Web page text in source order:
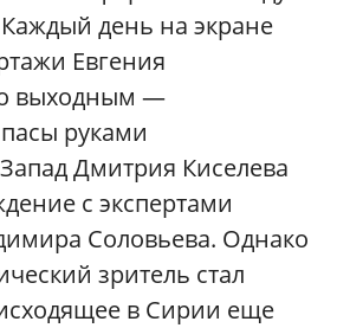
день на экране
Евгения
выходным —
руками
Дмитрия Киселева
с экспертами
Соловьева. Однако
зритель стал
в Сирии еще